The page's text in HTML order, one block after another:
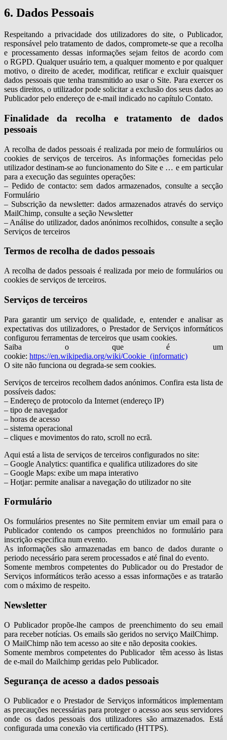
6. Dados Pessoais
Respeitando a privacidade dos utilizadores do site, o Publicador,
responsável pelo tratamento de dados, compromete-se que a recolha
e processamento dessas informações sejam feitos de acordo com
o RGPD. Qualquer usuário tem, a qualquer momento e por qualquer
motivo, o direito de aceder, modificar, retificar e excluir quaisquer
dados pessoais que tenha transmitido ao usar o Site. Para exercer os
seus direitos, o utilizador pode solicitar a exclusão dos seus dados ao
Publicador pelo endereço de e-mail indicado no capítulo Contato.
Finalidade da recolha e tratamento de dados
pessoais
A recolha de dados pessoais é realizada por meio de formulários ou
cookies de serviços de terceiros. As informações fornecidas pelo
utilizador destinam-se ao funcionamento do Site e … e em particular
para a execução das seguintes operações:
– Pedido de contacto: sem dados armazenados, consulte a secção
Formulário
– Subscrição da newsletter: dados armazenados através do serviço
MailChimp, consulte a seção Newsletter
– Análise do utilizador, dados anónimos recolhidos, consulte a seção
Serviços de terceiros
Termos de recolha de dados pessoais
A recolha de dados pessoais é realizada por meio de formulários ou
cookies de serviços de terceiros.
Serviços de terceiros
Para garantir um serviço de qualidade, e, entender e analisar as
expectativas dos utilizadores, o Prestador de Serviços informáticos
configurou ferramentas de terceiros que usam cookies.
Saiba o que é um
cookie: https://en.wikipedia.org/wiki/Cookie_(informatic)
O site não funciona ou degrada-se sem cookies.
Serviços de terceiros recolhem dados anónimos. Confira esta lista de
possíveis dados:
– Endereço de protocolo da Internet (endereço IP)
– tipo de navegador
– horas de acesso
– sistema operacional
– cliques e movimentos do rato, scroll no ecrã.
Aqui está a lista de serviços de terceiros configurados no site:
– Google Analytics: quantifica e qualifica utilizadores do site
– Google Maps: exibe um mapa interativo
– Hotjar: permite analisar a navegação do utilizador no site
Formulário
Os formulários presentes no Site permitem enviar um email para o
Publicador contendo os campos preenchidos no formulário para
inscrição especifica num evento.
As informações são armazenadas em banco de dados durante o
periodo necessário para serem processados e até final do evento.
Somente membros competentes do Publicador ou do Prestador de
Serviços informáticos terão acesso a essas informações e as tratarão
com o máximo de respeito.
Newsletter
O Publicador propõe-lhe campos de preenchimento do seu email
para receber notícias. Os emails são geridos no serviço MailChimp.
O MailChimp não tem acesso ao site e não deposita cookies.
Somente membros competentes do Publicador têm acesso às listas
de e-mail do Mailchimp geridas pelo Publicador.
Segurança de acesso a dados pessoais
O Publicador e o Prestador de Serviços informáticos implementam
as precauções necessárias para proteger o acesso aos seus servidores
onde os dados pessoais dos utilizadores são armazenados. Está
configurada uma conexão via certificado (HTTPS).